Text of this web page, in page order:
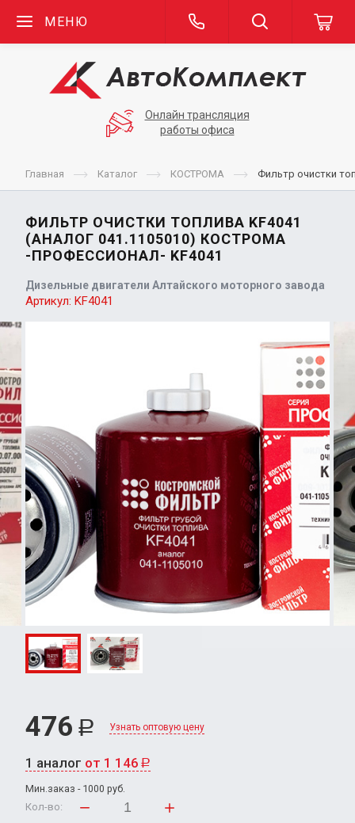
МЕНЮ
Онлайн трансляция
работы офиса
Главная Каталог КОСТРОМА Фильтр очистки
ФИЛЬТР ОЧИСТКИ ТОПЛИВА KF4041
(АНАЛОГ 041.1105010) КОСТРОМА
-ПРОФЕССИОНАЛ- KF4041
Дизельные двигатели Алтайского моторного завода
Артикул: KF4041
476 Р Узнать оптовую цену
1 аналог от 1 146 Р
Мин.заказ - 1000 руб.
Кол-во: